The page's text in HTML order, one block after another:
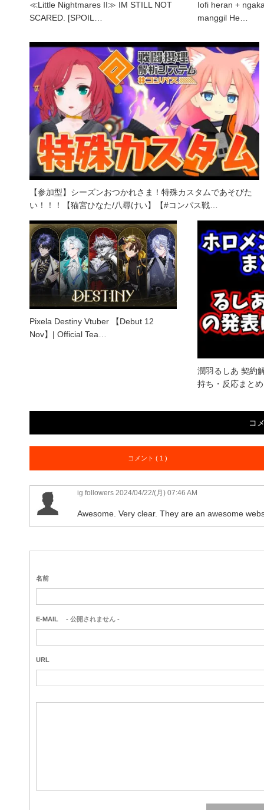
≪Little Nightmares II≫ IM STILL NOT
SCARED. [SPOIL…
Iofi heran +
manggil He…
【参加型】シーズンおつかれさま！特殊カスタムであそびた
い！！！【猫宮ひなた/八尋けい】【#コンパス戦…
Pixela Destiny Vtuber 【Debut 12
Nov】| Official Tea…
潤羽るしあ 契約
持ち・反応まと
コ
コメント ( 1 )
ig followers 2024/04/22/(月) 07:46 AM
Awesome. Very clear. They are an awesome
名前
E-MAIL - 公開されません -
URL